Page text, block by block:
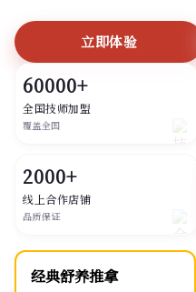
立即体验
60000+
全国技师加盟
覆盖全国
2000+
线上合作店铺
品质保证
经典舒养推拿